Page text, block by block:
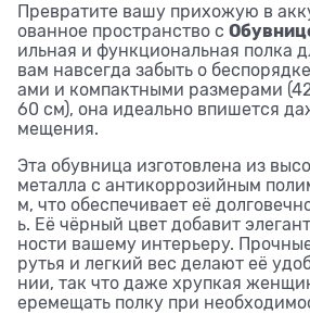
Превратите вашу прихожую в
ованное пространство с
ильная и функциональная полка
вам навсегда забыть о
ами и компактными размерами
60 см), она идеально впишется
мещения.
Эта обувница изготовлена из
металла с антикоррозийным
м, что обеспечивает её
ь. Её чёрный цвет добавит
ности вашему интерьеру.
рутья и легкий вес делают её
нии, так что даже хрупкая
еремещать полку при